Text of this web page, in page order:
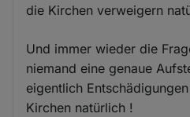
die Kirchen verweigern
Und immer wieder die
niemand eine genaue
eigentlich
Kirchen natürlich !